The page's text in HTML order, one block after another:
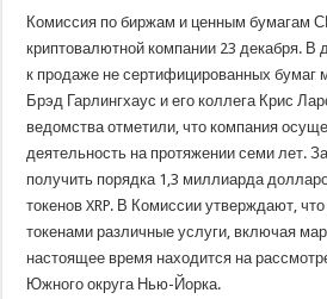
Комиссия по биржам и ценным бумагам
криптовалютной компании 23 декабря. В
к продаже не сертифицированных бумаг
Брэд Гарлингхаус и его коллега Крис
ведомства отметили, что компания
деятельность на протяжении семи лет.
получить порядка 1,3 миллиарда
токенов XRP. В Комиссии утверждают,
токенами различные услуги, включая
настоящее время находится на
Южного округа Нью-Йорка.